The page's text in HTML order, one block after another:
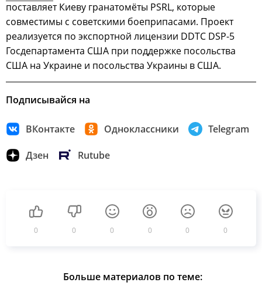
поставляет Киеву гранатомёты PSRL, которые
совместимы с советскими боеприпасами. Проект
реализуется по экспортной лицензии DDTC DSP-5
Госдепартамента США при поддержке посольства
США на Украине и посольства Украины в США.
Подписывайся на
ВКонтакте Одноклассники Telegram
Дзен Rutube
0 0 0 0 0 0
Больше материалов по теме: